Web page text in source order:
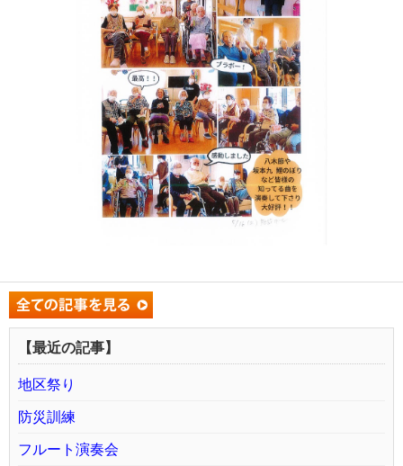
【最近の記事】
地区祭り
防災訓練
フルート演奏会